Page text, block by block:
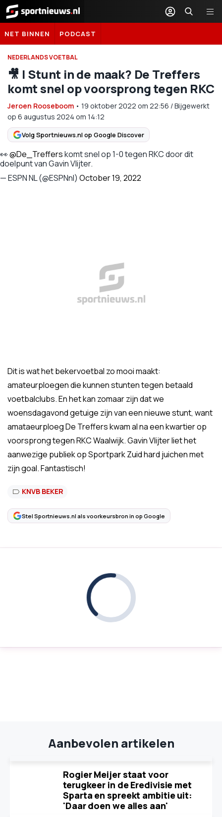
Sportnieuws.nl
NET BINNEN PODCAST
NEDERLANDS VOETBAL
🎥 | Stunt in de maak? De Treffers
komt snel op voorsprong tegen RKC
Jeroen Rooseboom • 19 oktober 2022 om 22:56 /Bijgewerkt
op 6 augustus 2024 om 14:12
Volg Sportnieuws.nl op Google Discover
👀@De_Trefferskomt snel op 1-0 tegen RKC door dit
doelpunt van Gavin Vlijter.
— ESPN NL (@ESPNnl) October 19, 2022
Dit is wat het bekervoetbal zo mooi maakt:
amateurploegen die kunnen stunten tegen betaald
voetbalclubs. En het kan zomaar zijn dat we
woensdagavond getuige zijn van een nieuwe stunt, want
amataeurploeg De Treffers kwam al na een kwartier op
voorsprong tegen RKC Waalwijk. Gavin Vlijter liet het
aanwezige publiek op Sportpark Zuid hard juichen met
zijn goal. Fantastisch!
KNVB BEKER
Stel Sportnieuws.nl als voorkeursbron in op Google
Aanbevolen artikelen
Rogier Meijer staat voor
terugkeer in de Eredivisie met
Sparta en spreekt ambitie uit:
'Daar doen we alles aan'